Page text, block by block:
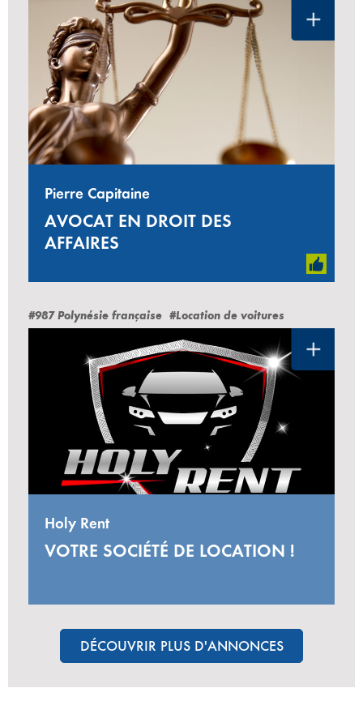
Pierre Capitaine
AVOCAT EN DROIT DES
AFFAIRES
#987 Polynésie française #Location de voitures
Holy Rent
VOTRE SOCIÉTÉ DE LOCATION !
DÉCOUVRIR PLUS D'ANNONCES